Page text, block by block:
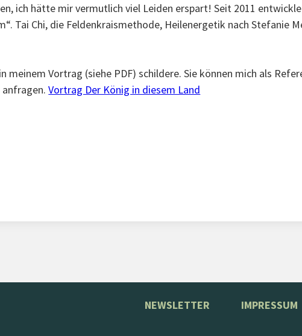
ich hätte mir vermutlich viel Leiden erspart! Seit 2011
Tai Chi, die Feldenkraismethode, Heilenergetik nach Stefanie
meinem Vortrag (siehe PDF) schildere. Sie können mich als
anfragen.Vortrag Der König in diesem Land
NEWSLETTER IMPRESSUM